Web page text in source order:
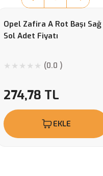
Opel Zafira A Rot Başı Sağ
Sol Adet Fiyatı
(0.0 )
274,78 TL
EKLE